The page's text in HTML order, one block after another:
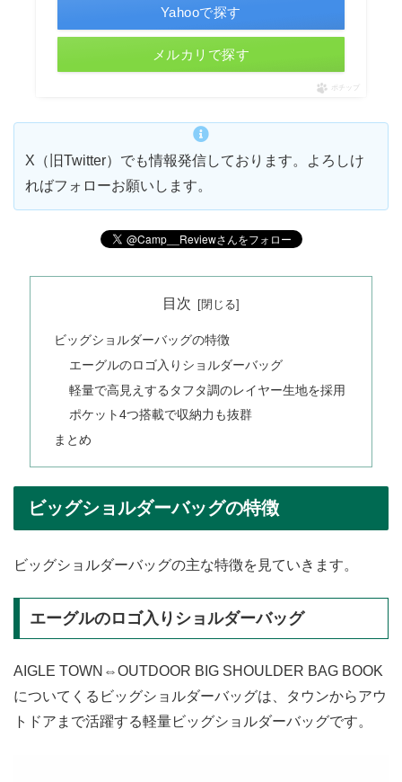
Yahooで探す
メルカリで探す
ポチップ
X（旧Twitter）でも情報発信しております。よろしけ
ればフォローお願いします。
目次
ビッグショルダーバッグの特徴
エーグルのロゴ入りショルダーバッグ
軽量で高見えするタフタ調のレイヤー生地を採用
ポケット4つ搭載で収納力も抜群
まとめ
ビッグショルダーバッグの特徴
ビッグショルダーバッグの主な特徴を見ていきます。
エーグルのロゴ入りショルダーバッグ
AIGLE TOWN⇔OUTDOOR BIG SHOULDER BAG BOOK
についてくるビッグショルダーバッグは、タウンからアウ
トドアまで活躍する軽量ビッグショルダーバッグです。